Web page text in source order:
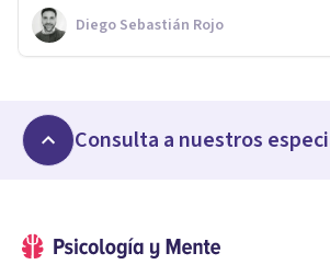
Diego Sebastián Rojo
Consulta a nuestros